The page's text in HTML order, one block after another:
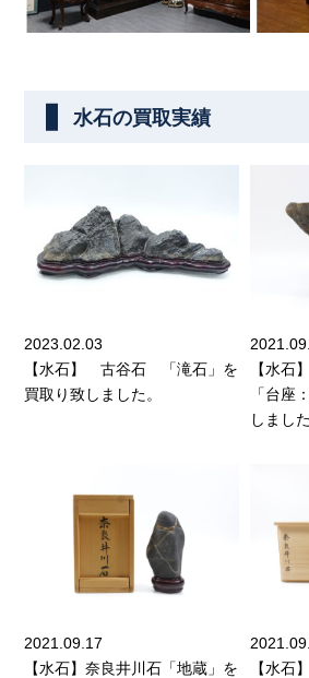
水石の買取実績
2023.02.03
【水石】 古谷石 「滝石」を
買取り致しました。
【水石
「台座
しました
2021.09.17
【水石】奈良井川石「地蔵」を
【水石